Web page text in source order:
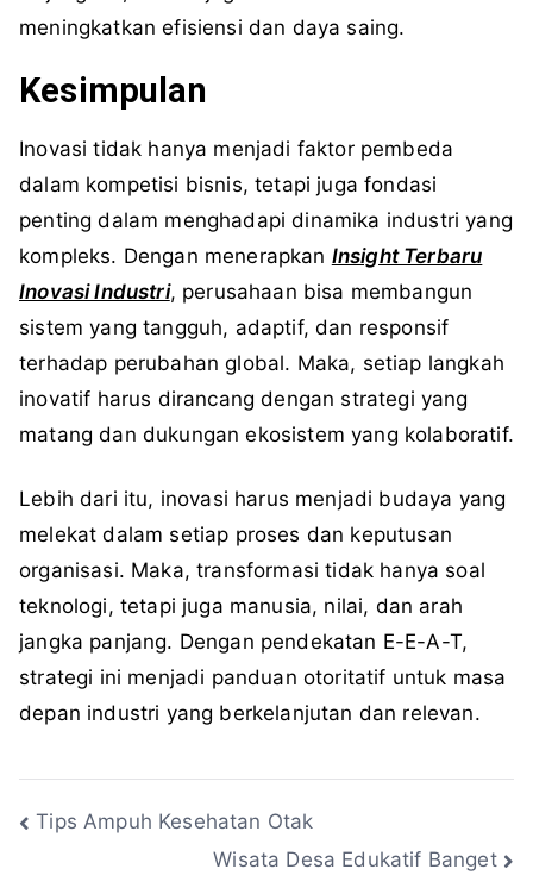
meningkatkan efisiensi dan daya saing.
Kesimpulan
Inovasi tidak hanya menjadi faktor pembeda
dalam kompetisi bisnis, tetapi juga fondasi
penting dalam menghadapi dinamika industri yang
kompleks. Dengan menerapkan Insight Terbaru
Inovasi Industri, perusahaan bisa membangun
sistem yang tangguh, adaptif, dan responsif
terhadap perubahan global. Maka, setiap langkah
inovatif harus dirancang dengan strategi yang
matang dan dukungan ekosistem yang kolaboratif.
Lebih dari itu, inovasi harus menjadi budaya yang
melekat dalam setiap proses dan keputusan
organisasi. Maka, transformasi tidak hanya soal
teknologi, tetapi juga manusia, nilai, dan arah
jangka panjang. Dengan pendekatan E-E-A-T,
strategi ini menjadi panduan otoritatif untuk masa
depan industri yang berkelanjutan dan relevan.
Navigasi
Tips Ampuh Kesehatan Otak
Wisata Desa Edukatif Banget